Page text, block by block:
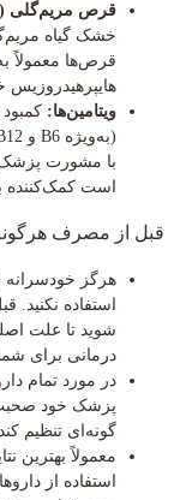
قرص مریم‌گلی (Salvigol):
خشک گیاه
قرص‌ها معمولاً
ویتامین‌ها:
با مشورت
است کمک‌کننده
قبل از مصرف
هرگز خودسرانه
استفاده نکنید.
شوید تا علت
درمانی برای
در مورد تمام
پزشک خود صحبت
گونه‌ای تنظیم
معمولاً بهترین
استفاده از